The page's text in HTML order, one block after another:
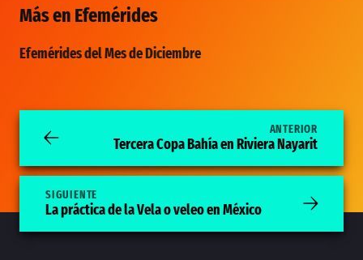
Más en Efemérides
Efemérides del Mes de Diciembre
ANTERIOR
Tercera Copa Bahía en Riviera Nayarit
SIGUIENTE
La práctica de la Vela o veleo en México